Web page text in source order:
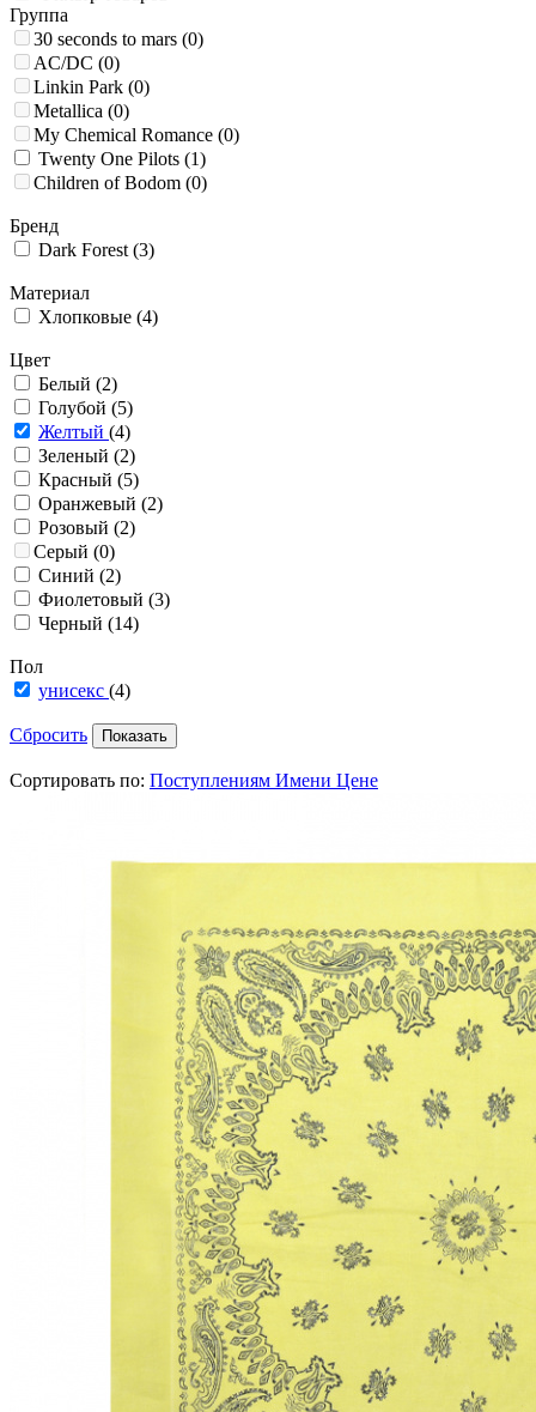
Группа
30 seconds to mars (0)
AC/DC (0)
Linkin Park (0)
Metallica (0)
My Chemical Romance (0)
Twenty One Pilots (1)
Children of Bodom (0)
Бренд
Dark Forest(3)
Материал
Хлопковые (4)
Цвет
Белый (2)
Голубой (5)
Желтый (4)
Зеленый (2)
Красный (5)
Оранжевый (2)
Розовый (2)
Серый (0)
Синий (2)
Фиолетовый (3)
Черный (14)
Пол
унисекс (4)
Сбросить
Сортировать по: Поступлениям Имени Цене